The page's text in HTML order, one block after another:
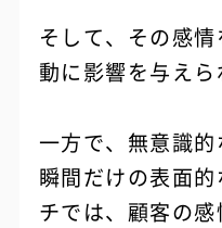
そして、その感
動に影響を与えら
一方で、無意識
瞬間だけの表面
チでは、顧客の